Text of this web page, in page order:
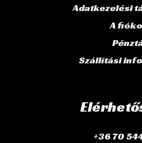
Adatkezelési
A
Szállítási
+36 70